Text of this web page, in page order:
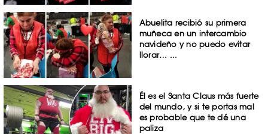
Abuelita recibió su primera
muñeca en un intercambio
navideño y no puedo evitar
llorar… ...
Él es el Santa Claus más fuerte
del mundo, y si te portas mal
es probable que te dé una
paliza